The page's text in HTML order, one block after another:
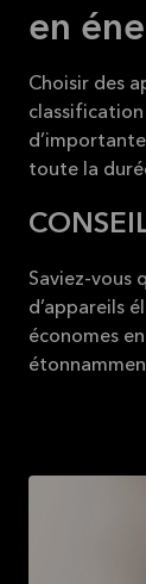
en
Choisir des
toute la
Saviez-vous
d’appareils
économes